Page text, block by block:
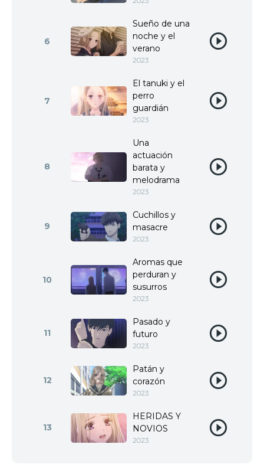
6
Sueño de una
noche y el
verano
2023
7
El tanuki y el
perro
guardián
2023
8
Una
actuación
barata y
melodrama
2023
9
Cuchillos y
masacre
2023
10
Aromas que
perduran y
susurros
2023
11
Pasado y
futuro
2023
12
Patán y
corazón
2023
13
HERIDAS Y
NOVIOS
2023